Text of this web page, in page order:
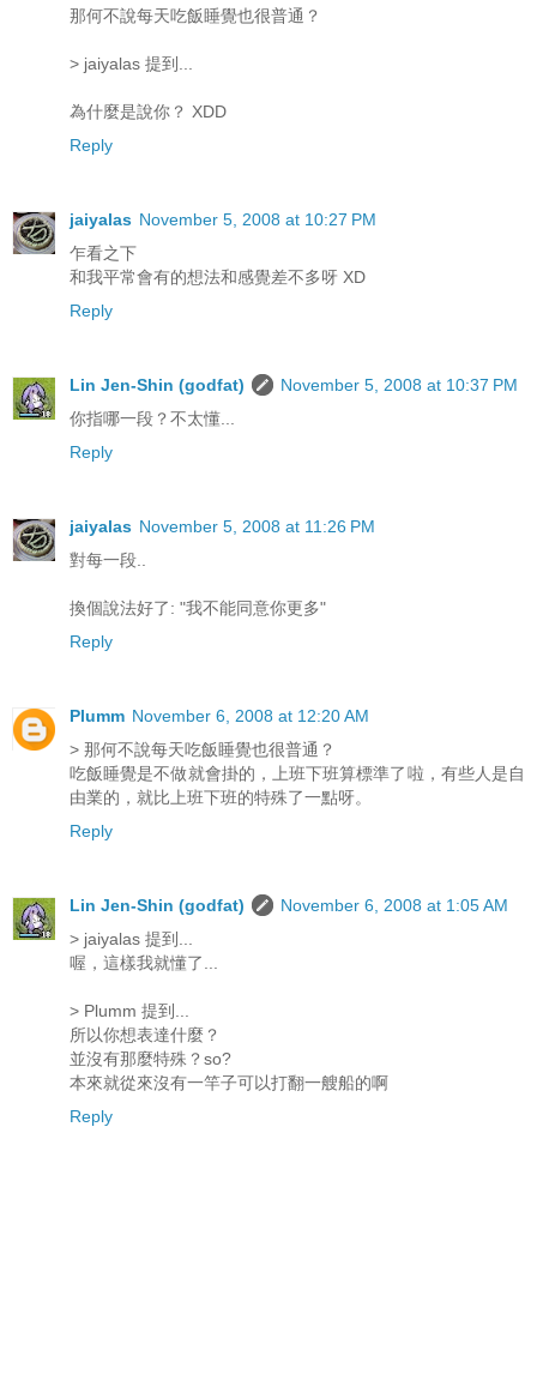
那何不說每天吃飯睡覺也很普通？
> jaiyalas 提到...
為什麼是說你？ XDD
Reply
jaiyalas November 5, 2008 at 10:27 PM
乍看之下
和我平常會有的想法和感覺差不多呀 XD
Reply
Lin Jen-Shin (godfat)
November 5, 2008 at 10:37 PM
你指哪一段？不太懂...
Reply
jaiyalas November 5, 2008 at 11:26 PM
對每一段..
換個說法好了: "我不能同意你更多"
Reply
Plumm November 6, 2008 at 12:20 AM
> 那何不說每天吃飯睡覺也很普通？
吃飯睡覺是不做就會掛的，上班下班算標準了啦，有些人是自
由業的，就比上班下班的特殊了一點呀。
Reply
Lin Jen-Shin (godfat)
November 6, 2008 at 1:05 AM
> jaiyalas 提到...
喔，這樣我就懂了...
> Plumm 提到...
所以你想表達什麼？
並沒有那麼特殊？so?
本來就從來沒有一竿子可以打翻一艘船的啊
Reply